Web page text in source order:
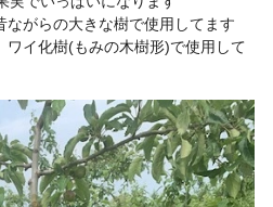
がらの大きな樹で使用してます
イ化樹(もみの木樹形)で使用して